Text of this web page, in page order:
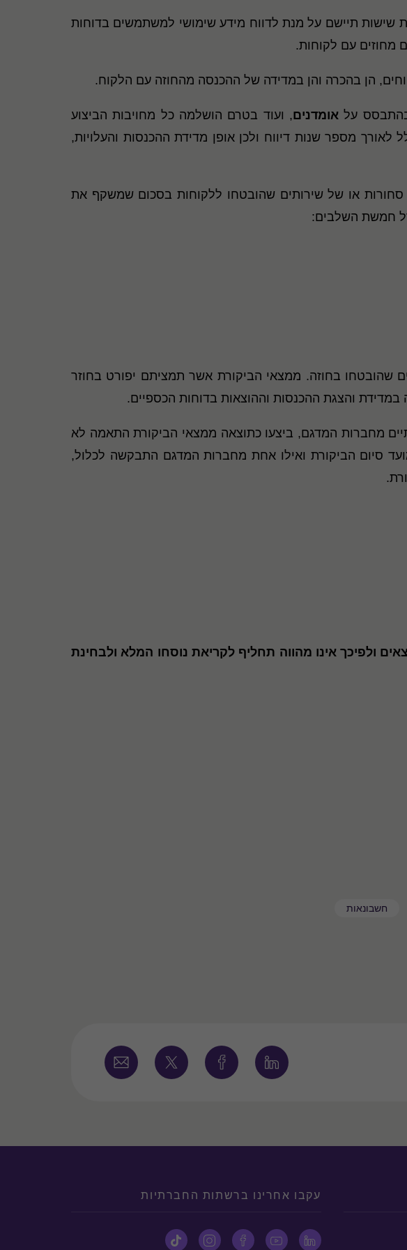
שישות תיישם על מנת לדווח מידע שימושי למשתמשים בדוחות
מחוזים עם לקוחות.
הן בהכרה והן במדידה של ההכנסה מהחוזה עם הלקוח.
על אומדנים, ועוד בטרם הושלמה כל מחויבות הביצוע
מספר שנות דיווח ולכן אופן מדידת ההכנסות והעלויות,
או של שירותים שהובטחו ללקוחות בסכום שמשקף את
חמשת השלבים:
שהובטחו בחוזה. ממצאי הביקורת אשר תמציתם יפורט בחוזר
והצגת ההכנסות וההוצאות בדוחות הכספיים.
מחברות המדגם, ביצעו כתוצאה ממצאי הביקורת התאמה לא
סיום הביקורת ואילו אחת מחברות המדגם התבקשה לכלול,
.
ולפיכך אינו מהווה תחליף לקריאת נוסחו המלא ולבחינת
חשבונאות
עקבו אחרינו ברשתות החברתיות